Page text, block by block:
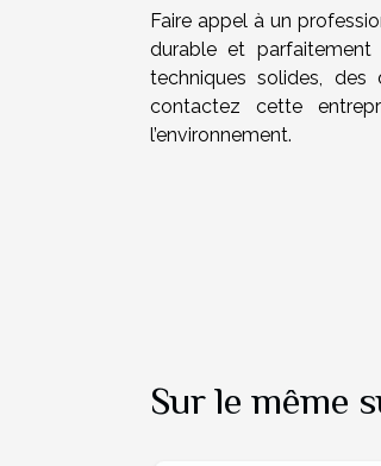
Faire appel à un
durable et parfaitement
techniques solides, des
contactez cette
l’environnement.
Sur le même